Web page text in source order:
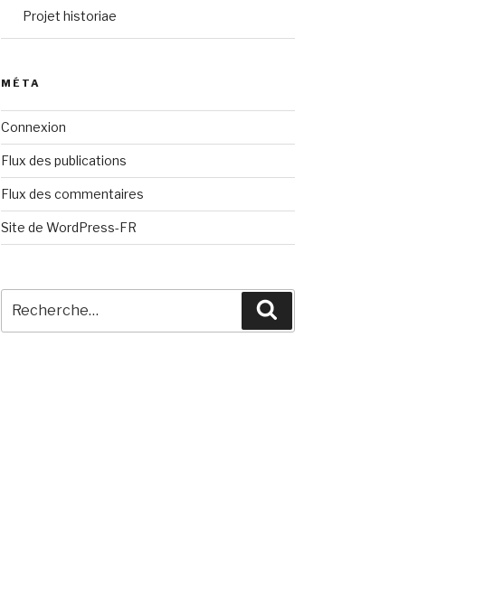
Projet historiae
MÉTA
Connexion
Flux des publications
Flux des commentaires
Site de WordPress-FR
pour
: